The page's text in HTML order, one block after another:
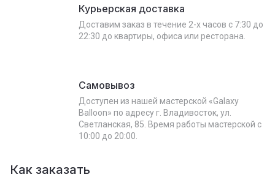
Курьерская доставка
Доставим заказ в течение 2-х часов с 7:30 до
22:30 до квартиры, офиса или ресторана.
Самовывоз
Доступен из нашей мастерской «Galaxy
Balloon» по адресу г. Владивосток, ул.
Светланская, 85. Время работы мастерской с
10:00 до 20:00.
Как заказать